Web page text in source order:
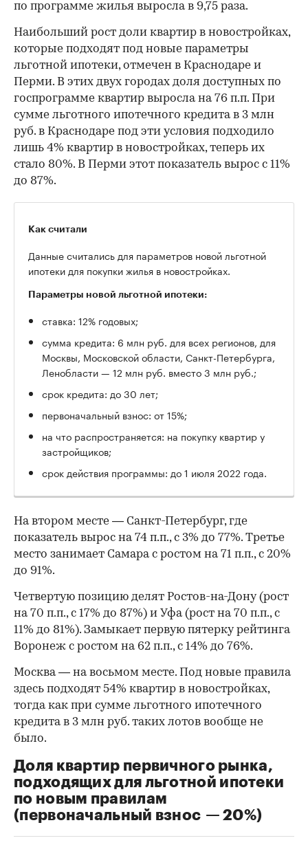
по программе жилья выросла в 9,75 раза.
Наибольший рост доли квартир в новостройках,
которые подходят под новые параметры
льготной ипотеки, отмечен в Краснодаре и
Перми. В этих двух городах доля доступных по
госпрограмме квартир выросла на 76 п.п. При
сумме льготного ипотечного кредита в 3 млн
руб. в Краснодаре под эти условия подходило
лишь 4% квартир в новостройках, теперь их
стало 80%. В Перми этот показатель вырос с 11%
до 87%.
Как считали
Данные считались для параметров новой льготной
ипотеки для покупки жилья в новостройках.
Параметры новой льготной ипотеки:
ставка: 12% годовых;
сумма кредита: 6 млн руб. для всех регионов, для
Москвы, Московской области, Санкт-Петербурга,
Ленобласти — 12 млн руб. вместо 3 млн руб.;
срок кредита: до 30 лет;
первоначальный взнос: от 15%;
на что распространяется: на покупку квартир у
застройщиков;
срок действия программы: до 1 июля 2022 года.
На втором месте — Санкт-Петербург, где
показатель вырос на 74 п.п., с 3% до 77%. Третье
место занимает Самара с ростом на 71 п.п., с 20%
до 91%.
Четвертую позицию делят Ростов-на-Дону (рост
на 70 п.п., с 17% до 87%) и Уфа (рост на 70 п.п., с
11% до 81%). Замыкает первую пятерку рейтинга
Воронеж с ростом на 62 п.п., с 14% до 76%.
Москва — на восьмом месте. Под новые правила
здесь подходят 54% квартир в новостройках,
тогда как при сумме льготного ипотечного
кредита в 3 млн руб. таких лотов вообще не
было.
Доля квартир первичного рынка,
подходящих для льготной ипотеки
по новым правилам
(первоначальный взнос — 20%)